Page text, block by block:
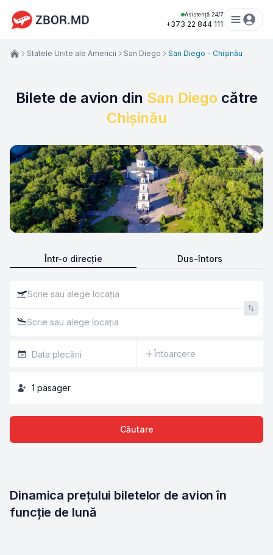
Asistență 24/7
+373 22 844 111
Bilete de avion din San Diego către
Chișinău
Într-o direcție Dus-întors
Întoarcere
1 pasager
Căutare
Statele Unite ale Americii San Diego San Diego - Chișinău
Dinamica prețului biletelor de avion în
funcție de lună